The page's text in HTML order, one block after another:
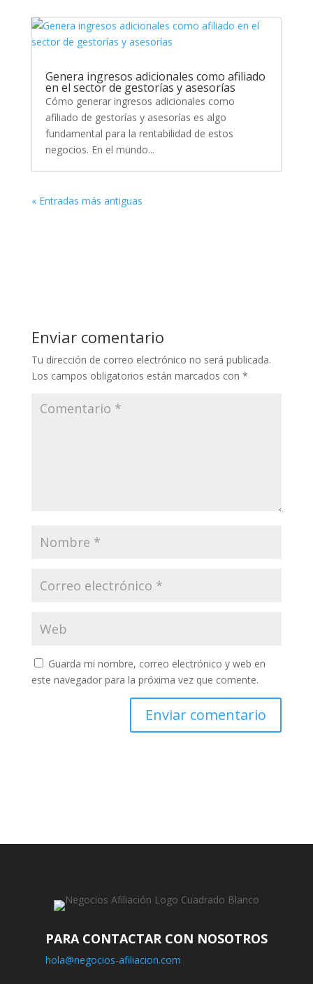
Genera ingresos adicionales como afiliado
en el sector de gestorías y asesorías
Cómo generar ingresos adicionales como
afiliado de gestorías y asesorías es algo
fundamental para la rentabilidad de estos
negocios. En el mundo...
« Entradas más antiguas
Enviar comentario
Tu dirección de correo electrónico no será publicada.
Los campos obligatorios están marcados con *
Guarda mi nombre, correo electrónico y web en
este navegador para la próxima vez que comente.
PARA CONTACTAR CON NOSOTROS
hola@negocios-afiliacion.com